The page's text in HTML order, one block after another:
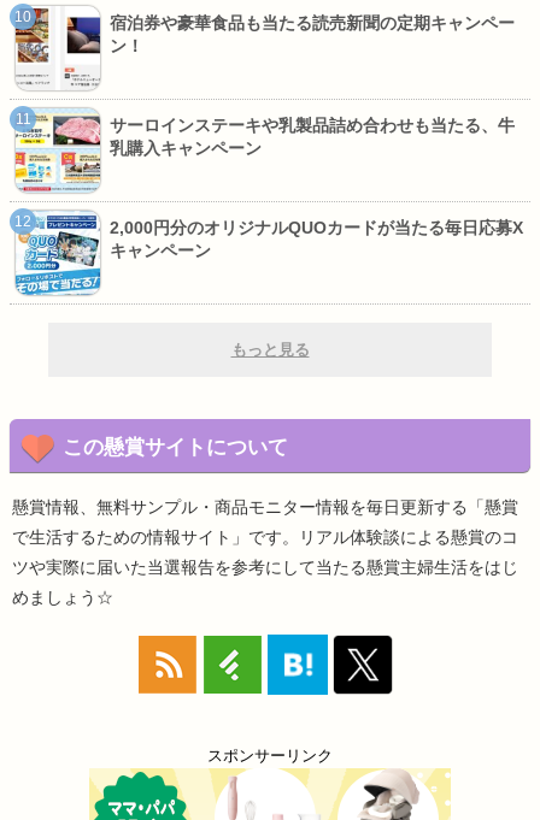
宿泊券や豪華食品も当たる読売新聞の定期キャンペー
ン！
サーロインステーキや乳製品詰め合わせも当たる、牛
乳購入キャンペーン
2,000円分のオリジナルQUOカードが当たる毎日応募X
キャンペーン
もっと見る
この懸賞サイトについて
懸賞情報、無料サンプル・商品モニター情報を毎日更新する「懸賞
で生活するための情報サイト」です。リアル体験談による懸賞のコ
ツや実際に届いた当選報告を参考にして当たる懸賞主婦生活をはじ
めましょう☆
スポンサーリンク